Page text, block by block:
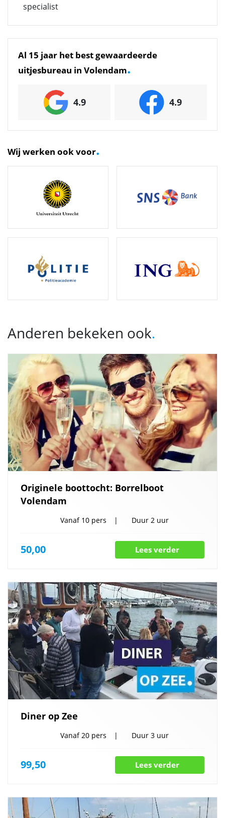
specialist
Al 15 jaar het best gewaardeerde
uitjesbureau in Volendam.
4.9 4.9
Wij werken ook voor.
Anderen bekeken ook.
Originele boottocht: Borrelboot
Volendam
Vanaf 10 pers Duur 2 uur
50,00 Lees verder
Diner op Zee
Vanaf 20 pers Duur 3 uur
99,50 Lees verder